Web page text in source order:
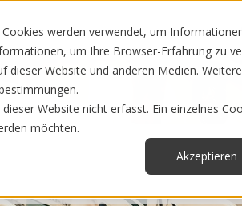
werden verwendet, um
um Ihre Browser-Erfahrung zu
dieser Website und anderen Medien.
Website nicht erfasst. Ein einzelnes
möchten.
Akzeptieren
Sie bieten News &